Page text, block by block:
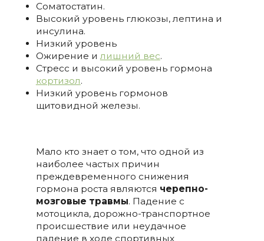
Соматостатин.
Высокий уровень глюкозы, лептина и
инсулина.
Низкий уровень
Ожирение илишний вес.
Стресс и высокий уровень гормона
кортизол.
Низкий уровень гормонов
щитовидной железы.
Мало кто знает о том, что одной из
наиболее частых причин
преждевременного снижения
гормона роста являются черепно-
мозговые травмы. Падение с
мотоцикла, дорожно-транспортное
происшествие или неудачное
падение в ходе спортивных